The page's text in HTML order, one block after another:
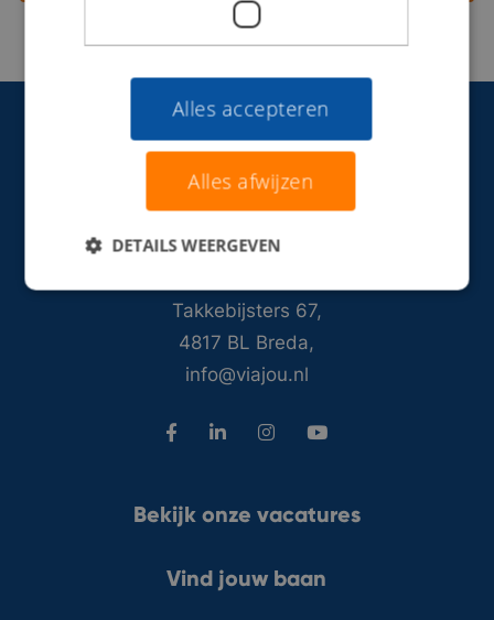
Takkebijsters 67,
4817 BL Breda,
info@viajou.nl
Bekijk onze vacatures
Vind jouw baan
Alles accepteren
Alles afwijzen
DETAILS WEERGEVEN